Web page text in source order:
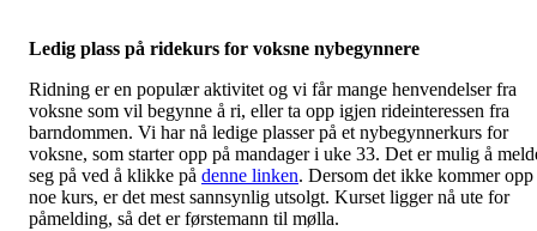
Ledig plass på ridekurs for voksne nybegynnere
Ridning er en populær aktivitet og vi får mange henvendelser fra
voksne som vil begynne å ri, eller ta opp igjen rideinteressen fra
barndommen. Vi har nå ledige plasser på et nybegynnerkurs for
voksne, som starter opp på mandager i uke 33. Det er mulig å
seg på ved å klikke på denne linken. Dersom det ikke kommer opp
noe kurs, er det mest sannsynlig utsolgt. Kurset ligger nå ute for
påmelding, så det er førstemann til mølla.